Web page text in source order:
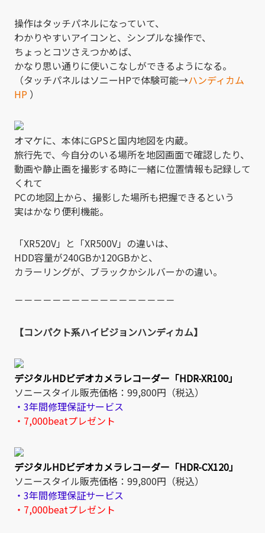
操作はタッチパネルになっていて、
わかりやすいアイコンと、シンプルな操作で、
ちょっとコツさえつかめば、
かなり思い通りに使いこなしができるようになる。
（タッチパネルはソニーHPで体験可能→ハンディカム
HP ）
オマケに、本体にGPSと国内地図を内蔵。
旅行先で、今自分のいる場所を地図画面で確認したり、
動画や静止画を撮影する時に一緒に位置情報も記録して
くれて
PCの地図上から、撮影した場所も把握できるという
実はかなり便利機能。
「XR520V」と「XR500V」の違いは、
HDD容量が240GBか120GBかと、
カラーリングが、ブラックかシルバーかの違い。
－－－－－－－－－－－－－－－－－
【コンパクト系ハイビジョンハンディカム】
デジタルHDビデオカメラレコーダー「HDR-XR100」
ソニースタイル販売価格：99,800円（税込）
・3年間修理保証サービス
・7,000beatプレゼント
デジタルHDビデオカメラレコーダー「HDR-CX120」
ソニースタイル販売価格：99,800円（税込）
・3年間修理保証サービス
・7,000beatプレゼント